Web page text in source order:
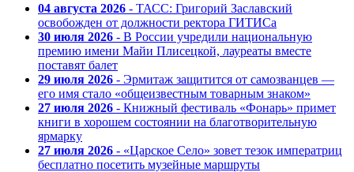
04 августа 2026 - ТАСС: Григорий Заславский
освобожден от должности ректора ГИТИСа
30 июля 2026 - В России учредили национальную
премию имени Майи Плисецкой, лауреаты вместе
поставят балет
29 июля 2026 - Эрмитаж защитится от самозванцев —
его имя стало «общеизвестным товарным знаком»
27 июля 2026 - Книжный фестиваль «Фонарь» примет
книги в хорошем состоянии на благотворительную
ярмарку
27 июля 2026 - «Царское Село» зовет тезок императриц
бесплатно посетить музейные маршруты